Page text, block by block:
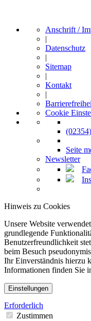
Anschrift /
|
Datenschutz
|
Sitemap
|
Kontakt
|
Cookie
Seite
Newsletter
Hinweis zu Cookies
Unsere Website
grundlegende
Benutzerfreundlichkeit
beim Besuch
Ihr Einverständnis hierzu
Informationen finden Sie
Einstellungen
Erforderlich
Zustimmen